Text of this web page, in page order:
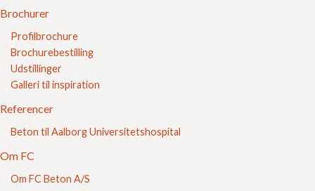
Brochurer
Profilbrochure
Brochurebestilling
Udstillinger
Galleri til inspiration
Referencer
Beton til Aalborg Universitetshospital
Om FC
Om FC Beton A/S
Sikker E-handel